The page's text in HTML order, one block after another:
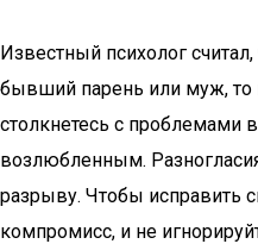
Известный психолог
бывший парень или муж, то
столкнетесь с
возлюбленным.
разрыву. Чтобы исправить
компромисс, и не